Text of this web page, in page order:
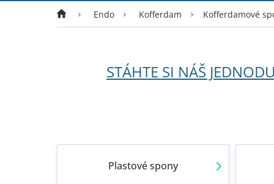
Domů Endo Kofferdam Kofferdamové
STÁHTE SI NÁŠ
Plastové spony